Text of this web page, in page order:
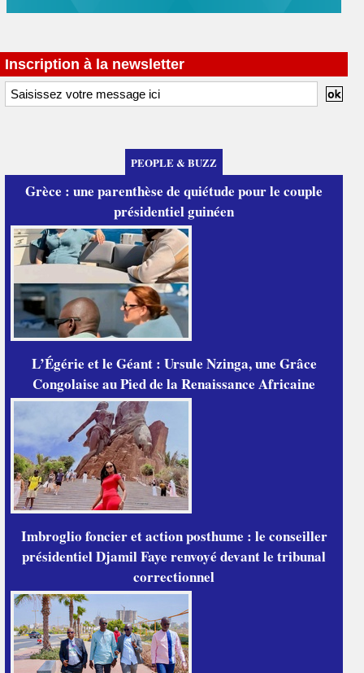
Inscription à la newsletter
PEOPLE & BUZZ
Grèce : une parenthèse de quiétude pour le couple
présidentiel guinéen
L’Égérie et le Géant : Ursule Nzinga, une Grâce
Congolaise au Pied de la Renaissance Africaine
Imbroglio foncier et action posthume : le conseiller
présidentiel Djamil Faye renvoyé devant le tribunal
correctionnel